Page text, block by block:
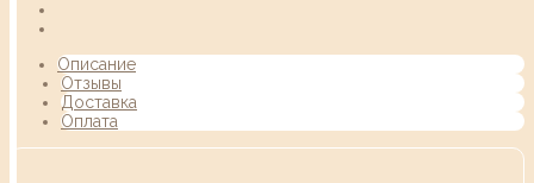
Описание
Отзывы
Доставка
Оплата